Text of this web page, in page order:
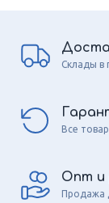
Склады в
Все
Опт и
Продажа